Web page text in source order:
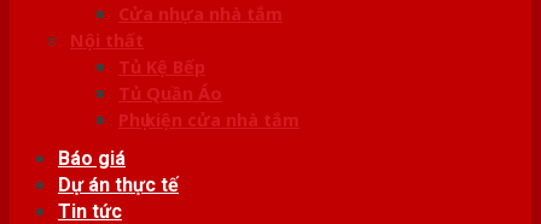
Cửa nhựa nhà tắm
Nội thất
Tủ Kệ Bếp
Tủ Quần Áo
Phụ kiện cửa nhà tắm
Báo giá
Dự án thực tế
Tin tức